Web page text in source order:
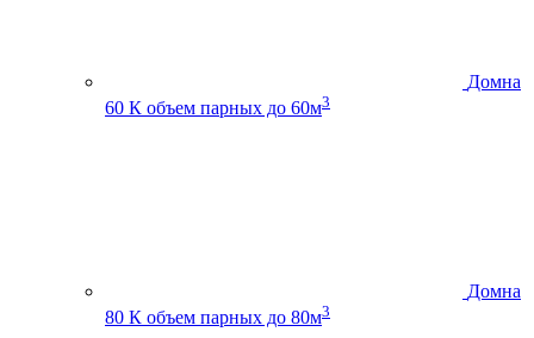
Домна
60 К объем парных до 60м3
Домна
80 К объем парных до 80м3